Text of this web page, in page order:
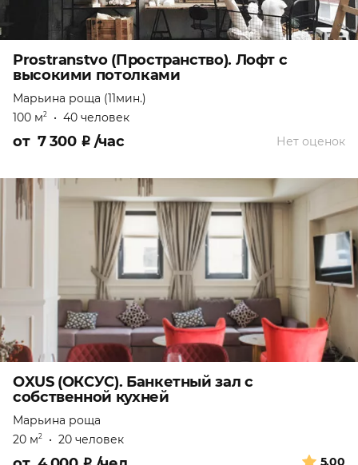
Prostranstvo (Пространство). Лофт с
высокими потолками
Марьина роща (11мин.)
100 м2 • 40 человек
Нет оценок
от 7 300 ₽ /час
OXUS (ОКСУС). Банкетный зал с
собственной кухней
Марьина роща
20 м2 • 20 человек
5.00